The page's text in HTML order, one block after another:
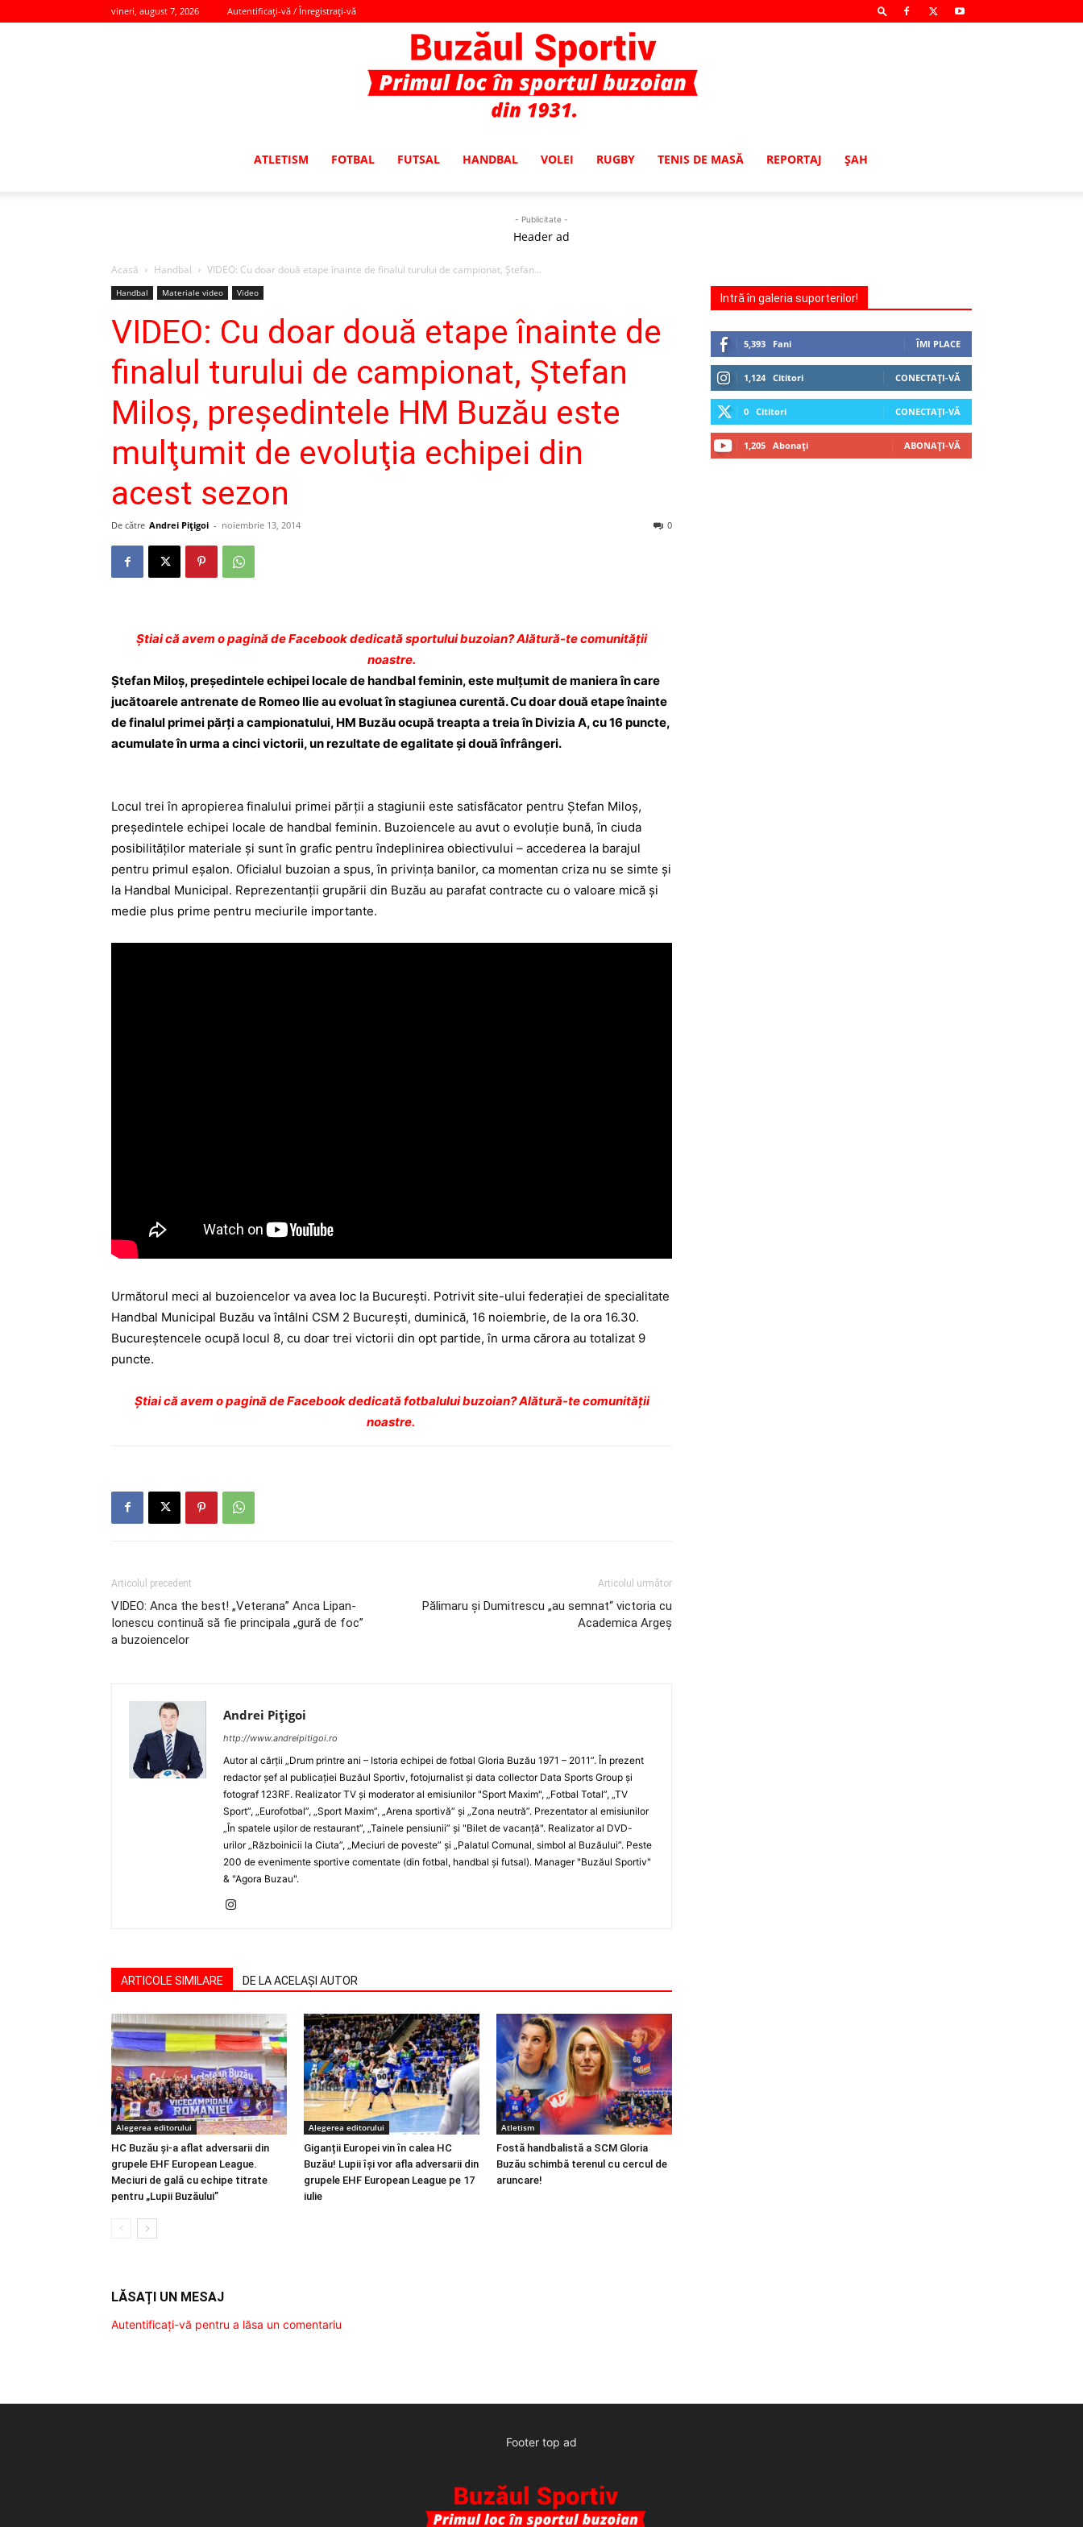
vineri, august 7, 2026 Autentificați-vă / Înregistrați-vă
ATLETISM FOTBAL FUTSAL HANDBAL VOLEI RUGBY TENIS DE MASĂ REPORTAJ ŞAH
- Publicitate -
Header ad
Acasă Handbal VIDEO: Cu doar două etape înainte de finalul turului de campionat, Ştefan...
Handbal Materiale video Video
VIDEO: Cu doar două etape înainte de
finalul turului de campionat, Ştefan
Miloş, preşedintele HM Buzău este
mulţumit de evoluţia echipei din
acest sezon
De către Andrei Pițigoi - noiembrie 13, 2014 0
Ştiai că avem o pagină de Facebook dedicată sportului buzoian? Alătură-te comunității
noastre.
Ştefan Miloş, preşedintele echipei locale de handbal feminin, este mulţumit de maniera în care
jucătoarele antrenate de Romeo Ilie au evoluat în stagiunea curentă. Cu doar două etape înainte
de finalul primei părţi a campionatului, HM Buzău ocupă treapta a treia în Divizia A, cu 16 puncte,
acumulate în urma a cinci victorii, un rezultate de egalitate şi două înfrângeri.
Locul trei în apropierea finalului primei părţii a stagiunii este satisfăcator pentru Ştefan Miloş,
preşedintele echipei locale de handbal feminin. Buzoiencele au avut o evoluţie bună, în ciuda
posibilităţilor materiale şi sunt în grafic pentru îndeplinirea obiectivului – accederea la barajul
pentru primul eşalon. Oficialul buzoian a spus, în privinţa banilor, ca momentan criza nu se simte şi
la Handbal Municipal. Reprezentanţii grupării din Buzău au parafat contracte cu o valoare mică şi
medie plus prime pentru meciurile importante.
Următorul meci al buzoiencelor va avea loc la Bucureşti. Potrivit site-ului federaţiei de specialitate
Handbal Municipal Buzău va întâlni CSM 2 Bucureşti, duminică, 16 noiembrie, de la ora 16.30.
Bucureştencele ocupă locul 8, cu doar trei victorii din opt partide, în urma cărora au totalizat 9
puncte.
Ştiai că avem o pagină de Facebook dedicată fotbalului buzoian? Alătură-te comunității
noastre.
Articolul precedent
VIDEO: Anca the best! „Veterana” Anca Lipan-
Ionescu continuă să fie principala „gură de foc”
a buzoiencelor
Articolul următor
Pălimaru și Dumitrescu „au semnat“ victoria cu
Academica Argeș
Andrei Pițigoi
http://www.andreipitigoi.ro
Autor al cărţii „Drum printre ani – Istoria echipei de fotbal Gloria Buzău 1971 – 2011”. În prezent
redactor şef al publicaţiei Buzăul Sportiv, fotojurnalist şi data collector Data Sports Group şi
fotograf 123RF. Realizator TV şi moderator al emisiunilor "Sport Maxim", „Fotbal Total”, „TV
Sport”, „Eurofotbal”, „Sport Maxim”, „Arena sportivă” şi „Zona neutră”. Prezentator al emisiunilor
„În spatele uşilor de restaurant”, „Tainele pensiunii” şi "Bilet de vacanţă". Realizator al DVD-
urilor „Războinicii la Ciuta”, „Meciuri de poveste” şi „Palatul Comunal, simbol al Buzăului”. Peste
200 de evenimente sportive comentate (din fotbal, handbal şi futsal). Manager "Buzăul Sportiv"
& "Agora Buzau".
ARTICOLE SIMILARE DE LA ACELAȘI AUTOR
Alegerea editorului
HC Buzău și-a aflat adversarii din
grupele EHF European League.
Meciuri de gală cu echipe titrate
pentru „Lupii Buzăului”
Alegerea editorului
Giganții Europei vin în calea HC
Buzău! Lupii își vor afla adversarii din
grupele EHF European League pe 17
iulie
Atletism
Fostă handbalistă a SCM Gloria
Buzău schimbă terenul cu cercul de
aruncare!
LĂSAȚI UN MESAJ
Autentificați-vă pentru a lăsa un comentariu
Intră în galeria suporterilor!
5,393 Fani ÎMI PLACE
1,124 Cititori CONECTAȚI-VĂ
0 Cititori CONECTAȚI-VĂ
1,205 Abonați ABONAȚI-VĂ
Footer top ad